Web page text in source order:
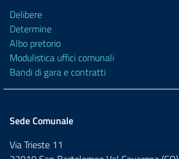
Delibere
Determine
Albo pretorio
Modulistica uffici comunali
Bandi di gara e contratti
Sede Comunale
Via Trieste 11